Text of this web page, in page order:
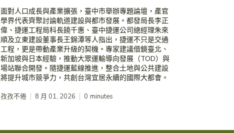
面對人口成長與產業擴張，臺中市舉辦專題論壇，產官
學界代表齊聚討論軌道建設與都市發展。都發局長李正
偉、捷運工程局科長饒千惠、臺中捷運公司總經理朱來
順及立東建設董事長王錦潭等人指出，捷運不只是交通
工程，更是帶動產業升級的契機。專家建議借鏡臺北、
新加坡與日本經驗，推動大眾運輸導向發展（TOD）與
場站聯合開發。隨捷運藍線推進，整合土地與公共建設
將提升城市競爭力，共創台灣宜居永續的國際大都會。
孜孜不倦 8 月 01, 2026 0 minutes